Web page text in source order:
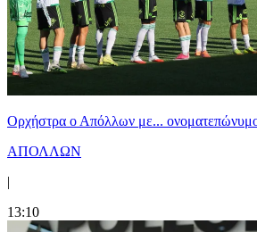
Ορχήστρα o Aπόλλων με...
ΑΠΟΛΛΩΝ
|
13:10